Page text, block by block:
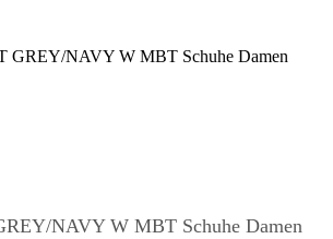
NAVY W MBT Schuhe Damen